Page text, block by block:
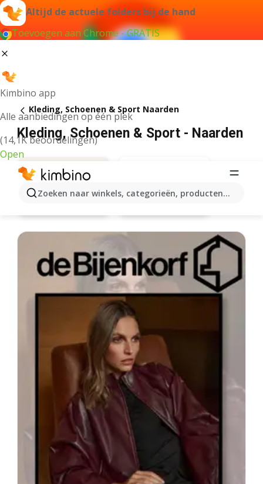
Altijd de actuele folders bij de hand
Toevoegen aan Chrome - GRATIS
Kimbino app
Alle aanbiedingen op één plek
(14,1K beoordelingen)
Open
Zoeken naar winkels, categorieën, producten...
Kleding, Schoenen & Sport Naarden
Kleding, Schoenen & Sport - Naarden